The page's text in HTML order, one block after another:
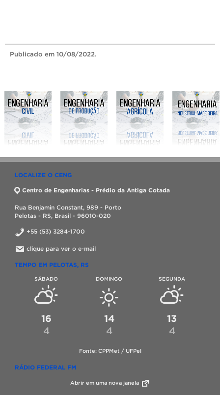
Publicado em 10/08/2022.
LOCALIZE O CENG
Centro de Engenharias - Prédio da Antiga Cotada
Rua Benjamin Constant, 989 - Porto
Pelotas - RS, Brasil - 96010-020
+55 (53) 3284-1700
clique para ver o e-mail
TEMPO EM PELOTAS, RS
SÁBADO
16
4
DOMINGO
14
4
SEGUNDA
13
4
Fonte: CPPMet / UFPel
RÁDIO FEDERAL FM
Abrir em uma nova janela